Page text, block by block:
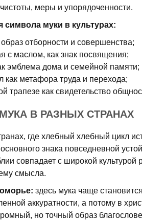
меры и упорядоченности.
муки в культурах:
образ отборности и совершенства;
с маслом, как знак посвящения;
эмблема дома и семейной памяти;
как метафора труда и перехода;
трапезе как свидетельство
В РАЗНЫХ СТРАНАХ
где хлебный хлебный цикл
основного знака повседневной
совпадает с широкой культурой
смысла.
здесь мука чаще
аккуратности, а потому в
но точный образ